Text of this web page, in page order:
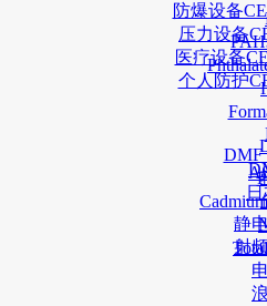
防爆设备
压力设备
医疗设备
个人防护
DMF
静
射